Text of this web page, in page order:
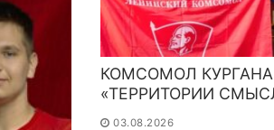
КОМСОМОЛ
«ТЕРРИТОРИИ
03.08.2026